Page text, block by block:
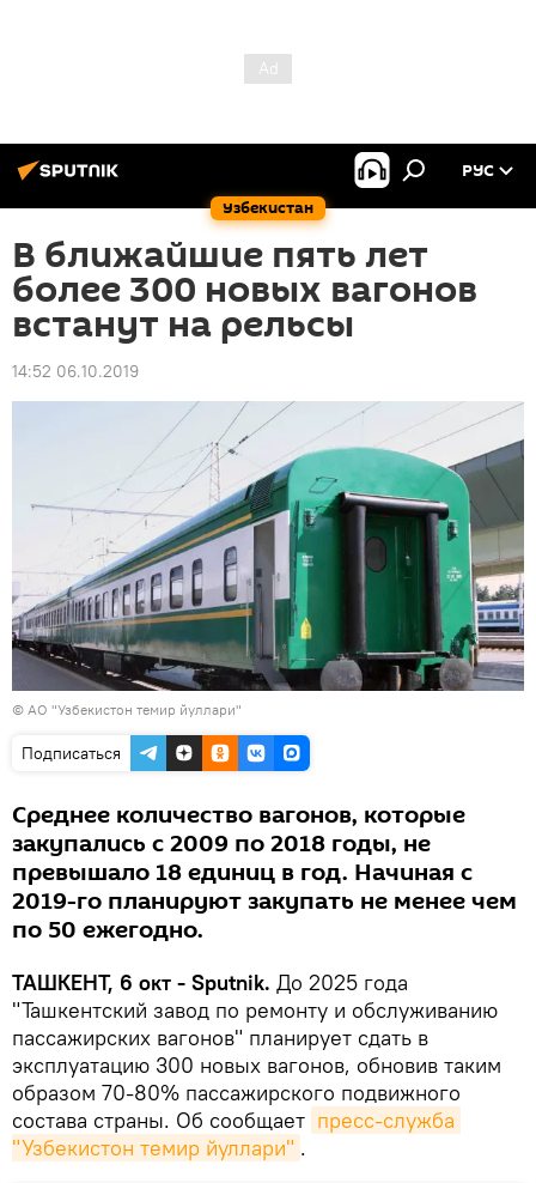
Узбекистан
РУС
В ближайшие пять лет
более 300 новых вагонов
встанут на рельсы
14:52 06.10.2019
© АО "Узбекистон темир йуллари"
Подписаться
Среднее количество вагонов, которые
закупались с 2009 по 2018 годы, не
превышало 18 единиц в год. Начиная с
2019-го планируют закупать не менее чем
по 50 ежегодно.
ТАШКЕНТ, 6 окт - Sputnik. До 2025 года
"Ташкентский завод по ремонту и обслуживанию
пассажирских вагонов" планирует сдать в
эксплуатацию 300 новых вагонов, обновив таким
образом 70-80% пассажирского подвижного
состава страны. Об сообщает пресс-служба
"Узбекистон темир йуллари" .